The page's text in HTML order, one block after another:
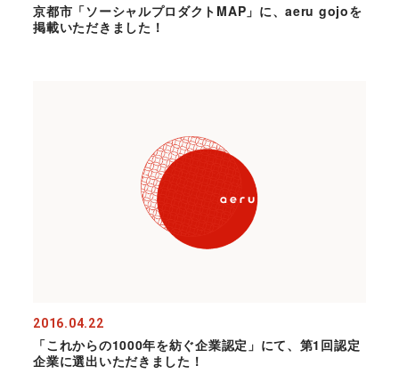
京都市「ソーシャルプロダクトMAP」に、aeru gojoを
掲載いただきました！
2016.04.22
「これからの1000年を紡ぐ企業認定」にて、第1回認定
企業に選出いただきました！